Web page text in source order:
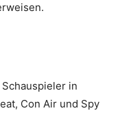
in
Con Air und Spy